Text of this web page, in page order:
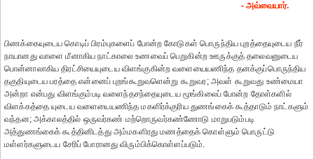
- அவ்வையார்.
பிணக்கையுடைய கொடிப் பிரம்புகளைப் போன்ற கோடுகள் பொருந்திய புறத்தையுடைய நீர்
நாயானது வாளை மீனாகிய நாட்காலை உணவைப் பெறுகின்ற ஊருக்குத் தலைவனுடைய
பொன்னாலாகிய திரட்சியையுடைய விளங்குகின்ற வளையையணிந்த தனக்குப்பொருந்திய
தகுதியுடைய பரத்தை என்னைப் புறங்கூறுவளென்று கூறுவர; அவள் கூறுவது உண்மையா
அன்றா என்பது விளங்கும்படி வளைந்தசந்தையுடைய மூங்கிலைப் போன்ற தோள்களில்
விளக்கத்தை யுடைய வளையையணிந்த மகளிர்க்குரிய துணங்கைக் கூத்தாடும் நாட்களும்
வந்தன; அக்காலத்தில் ஒருவர்கண் மற்றொருவர்கண்ணோடு மாறுபடும்படி
அத்துணங்கைக் கூத்தினிடத்து அம்மகளிரது மணத்தைக் கொள்ளும் பொருட்டு
மள்ளர்களுடைய சேரிப் போரானது விரும்பிக்கொள்ளப்படும்.